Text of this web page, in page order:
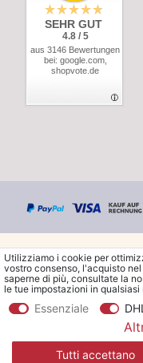
SEHR GUT
4.8 / 5
aus 3146 Bewertungen
bei: google.com,
shopvote.de
© Copyright
*Ordina la spedizione
Utilizziamo i cookie per
vostro consenso, l'acquisto
saperne di più, consultate la
le tue impostazioni in qualsiasi
Essenziale
Tutti accettano